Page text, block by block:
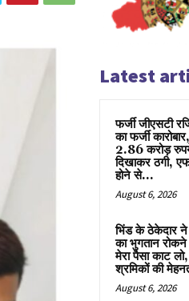
Latest
फर्जी जीएसटी
का फर्जी
2.86 करोड़
दिखाकर ठगी,
होने से...
August 6, 2026
भिंड के ठेकेदार
का भुगतान रोकने
मेरा पैसा काट
श्रमिकों की
August 6, 2026